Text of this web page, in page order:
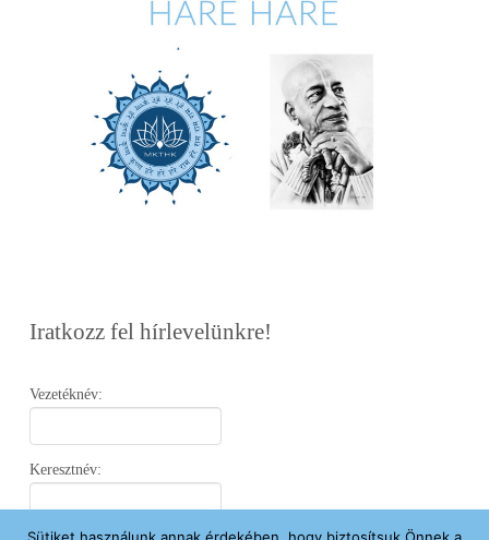
Iratkozz fel hírlevelünkre!
Vezetéknév:
Keresztnév: